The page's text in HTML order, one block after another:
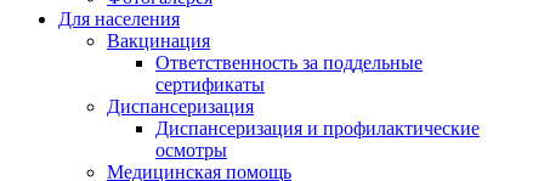
Для населения
Вакцинация
Ответственность за поддельные
сертификаты
Диспансеризация
Диспансеризация и профилактические
осмотры
Медицинская помощь